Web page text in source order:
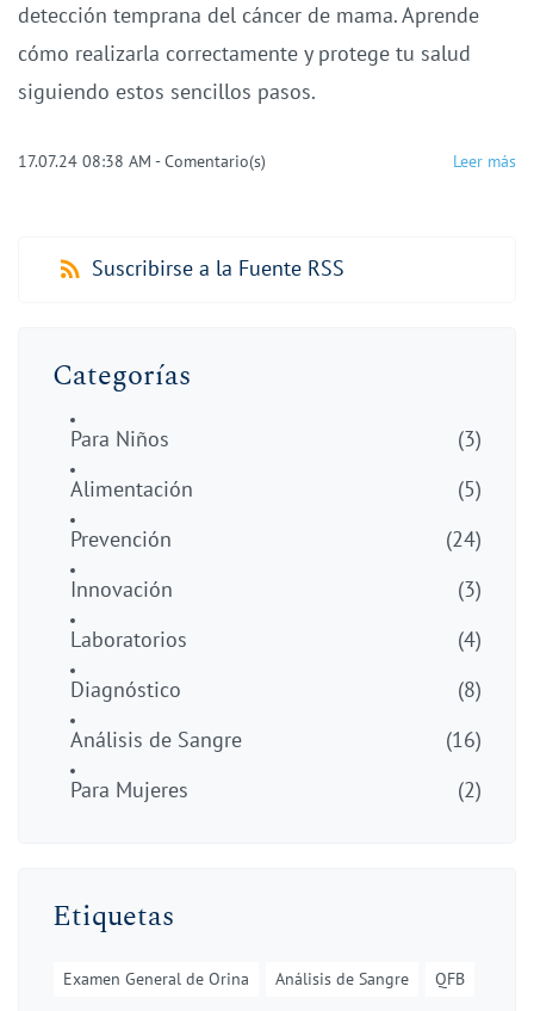
detección temprana del cáncer de mama. Aprende
cómo realizarla correctamente y protege tu salud
siguiendo estos sencillos pasos.
17.07.24 08:38 AM -Comentario(s) Leer más
Suscribirse a la Fuente RSS
Categorías
Para Niños
(3)
Alimentación
(5)
Prevención
(24)
Innovación
(3)
Laboratorios
(4)
Diagnóstico
(8)
Análisis de Sangre
(16)
Para Mujeres
(2)
Etiquetas
Examen General de Orina Análisis de Sangre QFB